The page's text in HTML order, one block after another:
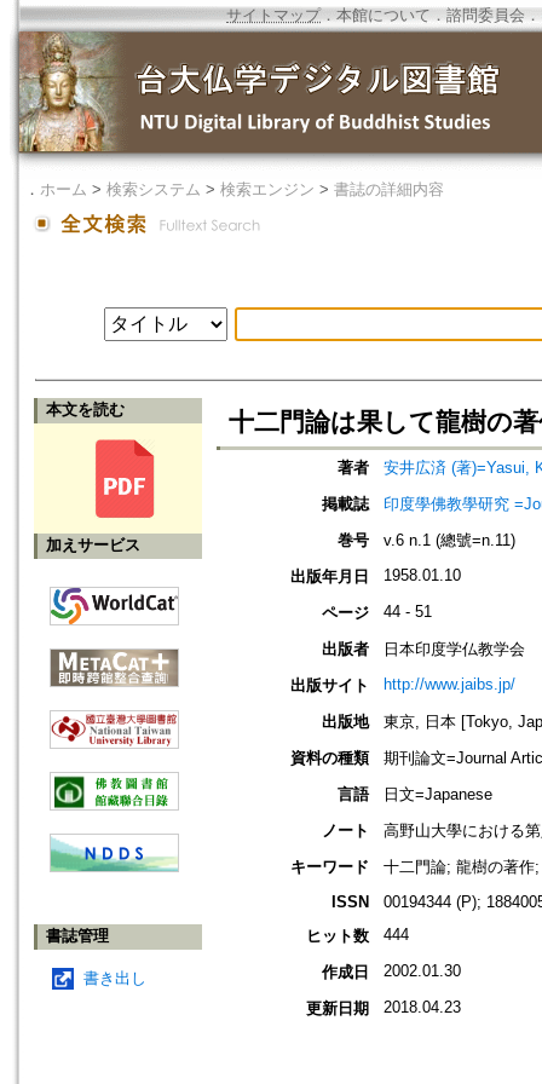
サイトマップ．本館について ． 諮問委員会 ．
． ホーム > 検索システム > 検索エンジン > 書誌の詳細内容
本文を読む
加えサービス
書誌管理
書き出し
十二門論は果して龍樹の
著者
安井広済 (著)=Yasui,
掲載誌
印度學佛教學研究
巻号
v.6 n.1 (總號=n.11)
出版年月日
1958.01.10
ページ 44 - 51
出版者
日本印度学仏教学会
出版サイト
http://www.jaibs.jp/
出版地
東京, 日本 [Tokyo,
資料の種類
期刊論文=Journal
言語
日文=Japanese
ノート
高野山大學における
キーワード
十二門論; 龍樹の著作
ISSN
00194344 (P);
ヒット数
444
作成日 2002.01.30
更新日期 2018.04.23